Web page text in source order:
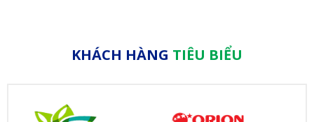
KHÁCH HÀNG TIÊU BIỂU